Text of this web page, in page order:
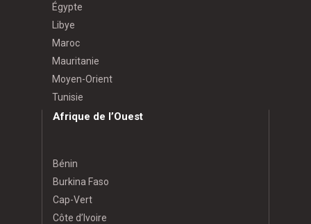
Égypte
Libye
Maroc
Mauritanie
Moyen-Orient
Tunisie
Afrique de l’Ouest
Bénin
Burkina Faso
Cap-Vert
Côte d’Ivoire